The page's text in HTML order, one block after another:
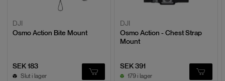
DJI
Osmo Action Bite Mount
SEK 183
Slut i lager
DJI
Osmo Action - Chest Strap
Mount
SEK 391
179 i lager